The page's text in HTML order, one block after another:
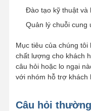
Đào tạo kỹ thuật và
Quản lý chuỗi cung
Mục tiêu của chúng tôi
chất lượng cho khách
câu hỏi hoặc lo ngại
với nhóm hỗ trợ khách
Câu hỏi